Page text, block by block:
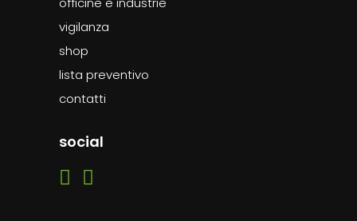
vigilanza
shop
lista preventivo
contatti
social